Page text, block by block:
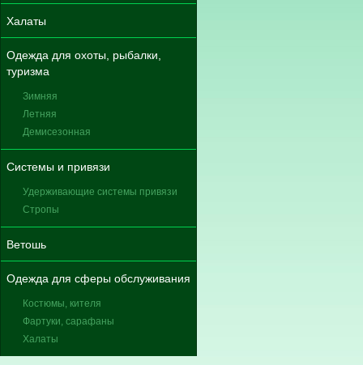
Халаты
Одежда для охоты, рыбалки,
туризма
Зимняя
Летняя
Демисезонная
Системы и привязи
Удерживающие системы привязи
Стропы
Ветошь
Одежда для сферы обслуживания
Костюмы, кителя
Фартуки, сарафаны
Халаты